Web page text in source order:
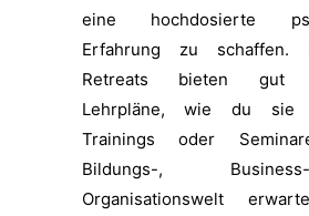
eine hochdosierte
Erfahrung zu schaffen.
Retreats bieten gut
Lehrpläne, wie du sie
Trainings oder
Bildungs-,
Organisationswelt